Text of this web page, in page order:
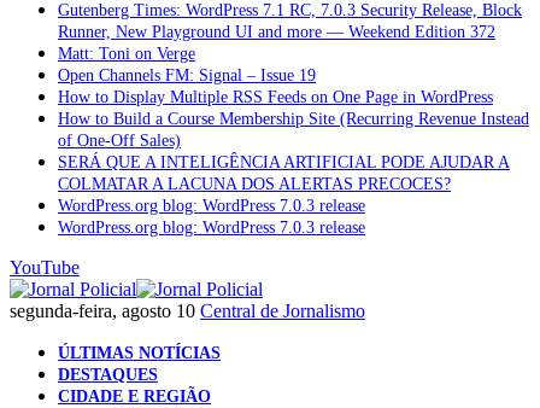
Gutenberg Times: WordPress 7.1 RC, 7.0.3 Security Release, Block
Runner, New Playground UI and more — Weekend Edition 372
Matt: Toni on Verge
Open Channels FM: Signal – Issue 19
How to Display Multiple RSS Feeds on One Page in WordPress
How to Build a Course Membership Site (Recurring Revenue Instead
of One-Off Sales)
SERÁ QUE A INTELIGÊNCIA ARTIFICIAL PODE AJUDAR A
COLMATAR A LACUNA DOS ALERTAS PRECOCES?
WordPress.org blog: WordPress 7.0.3 release
WordPress.org blog: WordPress 7.0.3 release
YouTube
segunda-feira, agosto 10 Central de Jornalismo
ÚLTIMAS NOTÍCIAS
DESTAQUES
CIDADE E REGIÃO